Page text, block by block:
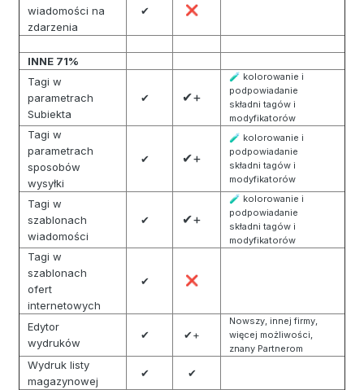
wiadomości na
zdarzenia
✔ ❌
INNE 71%
Tagi w
parametrach
Subiekta
✔ ✔+
🧪 kolorowanie i
podpowiadanie
składni tagów i
modyfikatorów
Tagi w
parametrach
sposobów
wysyłki
✔ ✔+
🧪 kolorowanie i
podpowiadanie
składni tagów i
modyfikatorów
Tagi w
szablonach
wiadomości
✔ ✔+
🧪 kolorowanie i
podpowiadanie
składni tagów i
modyfikatorów
Tagi w
szablonach
ofert
internetowych
✔ ❌
Edytor
wydruków
✔ ✔+
Nowszy, innej firmy,
więcej możliwości,
znany Partnerom
Wydruk listy
magazynowej
✔
✔